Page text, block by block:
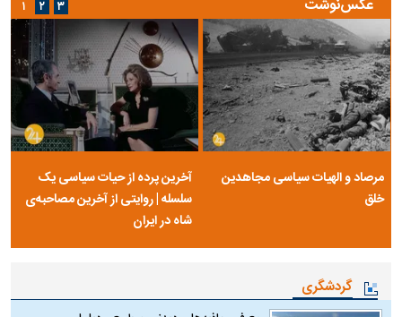
عکس‌نوشت
مرصاد و الهیات سیاسی مجاهدین
خلق
آخرین پرده از حیات سیاسی یک
سلسله | روایتی از آخرین مصاحبه‌ی
شاه در ایران
۱ ۲ ۳
گردشگری